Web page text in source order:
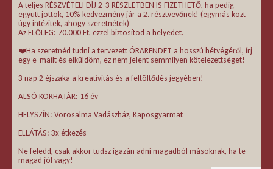
A teljes RÉSZVÉTELI DÍJ 2-3 RÉSZLETBEN IS FIZETHETŐ, ha pedig
együtt jöttök, 10% kedvezmény jár a 2. résztvevőnek! (egymás közt
úgy intézitek, ahogy szeretnétek)
Az ELŐLEG: 70.000 Ft, ezzel biztosítod a helyedet.
❤️Ha szeretnéd tudni a tervezett ÓRARENDET a hosszú hétvégéről, írj
egy e-mailt és elküldöm, ez nem jelent semmilyen kötelezettséget!
3 nap 2 éjszaka a kreativitás és a feltöltődés jegyében!
ALSÓ KORHATÁR: 16 év
HELYSZÍN: Vörösalma Vadászház, Kaposgyarmat
ELLÁTÁS: 3x étkezés
Ne feledd, csak akkor tudsz igazán adni magadból másoknak, ha te
magad jól vagy!